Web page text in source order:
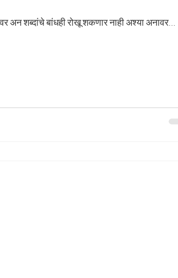
शब्दांचे बांधही रोखू शकणार नाही अश्या अनावर...